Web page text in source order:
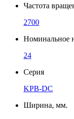
Частота
2700
Номинальное
24
Серия
KPB-DC
Ширина, мм.